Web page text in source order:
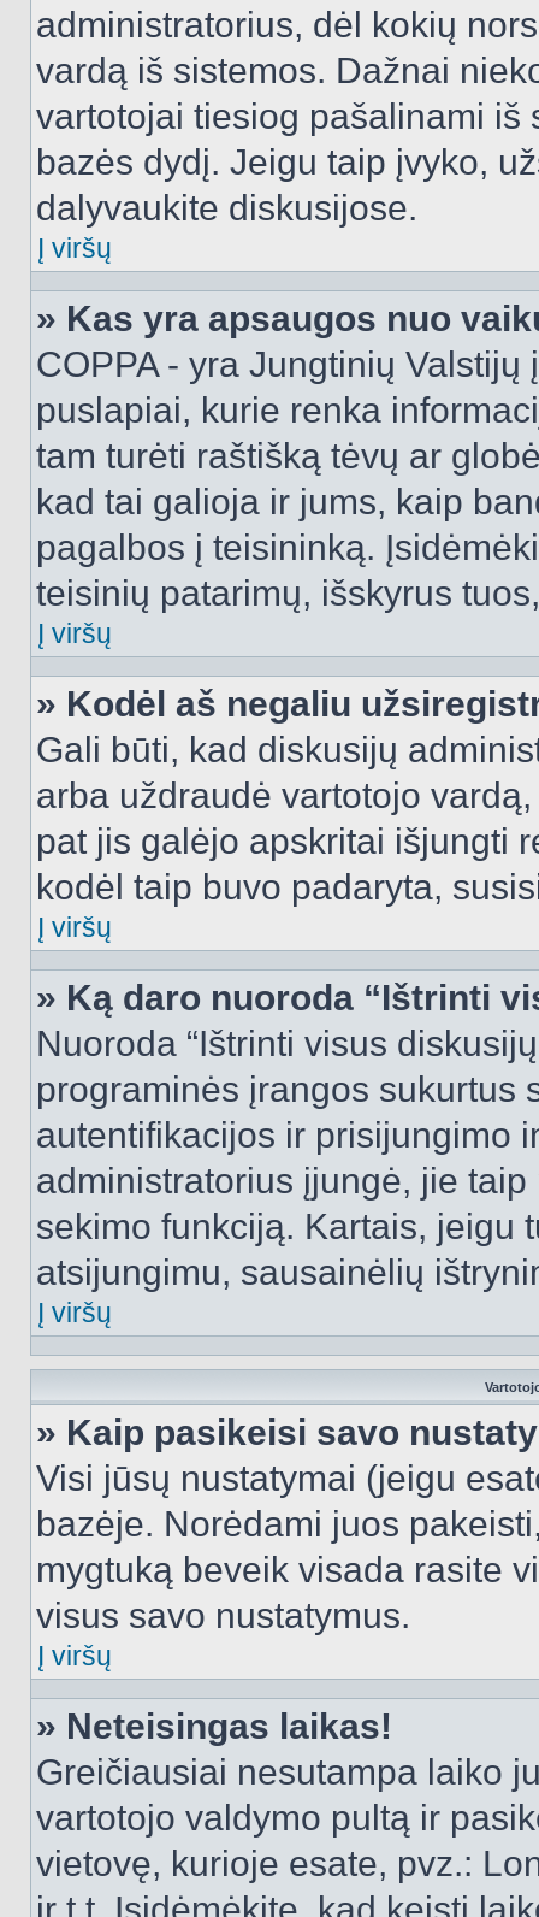
administratorius, dėl kokių
vardą iš sistemos. Dažnai
vartotojai tiesiog pašalinami iš
bazės dydį. Jeigu taip įvyko,
dalyvaukite diskusijose.
Į viršų
» Kas yra apsaugos nuo
COPPA - yra Jungtinių
puslapiai, kurie renka
tam turėti raštišką tėvų ar
kad tai galioja ir jums, kaip
pagalbos į teisininką.
teisinių patarimų, išskyrus
Į viršų
» Kodėl aš negaliu
Gali būti, kad diskusijų
arba uždraudė vartotojo
pat jis galėjo apskritai išjungti
kodėl taip buvo padaryta,
Į viršų
» Ką daro nuoroda “Ištrinti
Nuoroda “Ištrinti visus
programinės įrangos sukurtus
autentifikacijos ir prisijungimo
administratorius įjungė, jie
sekimo funkciją. Kartais, jeigu
atsijungimu, sausainėlių
Į viršų
» Kaip pasikeisi savo
Visi jūsų nustatymai (jeigu
bazėje. Norėdami juos
mygtuką beveik visada rasite
visus savo nustatymus.
Į viršų
» Neteisingas laikas!
Greičiausiai nesutampa laiko
vartotojo valdymo pultą ir
vietovę, kurioje esate, pvz.: